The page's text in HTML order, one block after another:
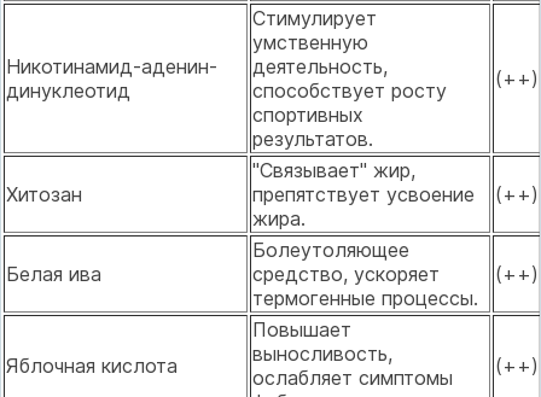
Никотинамид-аденин-
динуклеотид
Стимулирует
умственную
деятельность,
способствует росту
спортивных
результатов.
(++)
Хитозан
"Связывает" жир,
препятствует усвоение
жира.
(++)
Белая ива
Болеутоляющее
средство, ускоряет
термогенные процессы.
(++)
Яблочная кислота
Повышает
выносливость,
ослабляет симптомы
(++)